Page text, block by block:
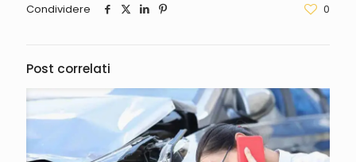
Condividere 0
Post correlati